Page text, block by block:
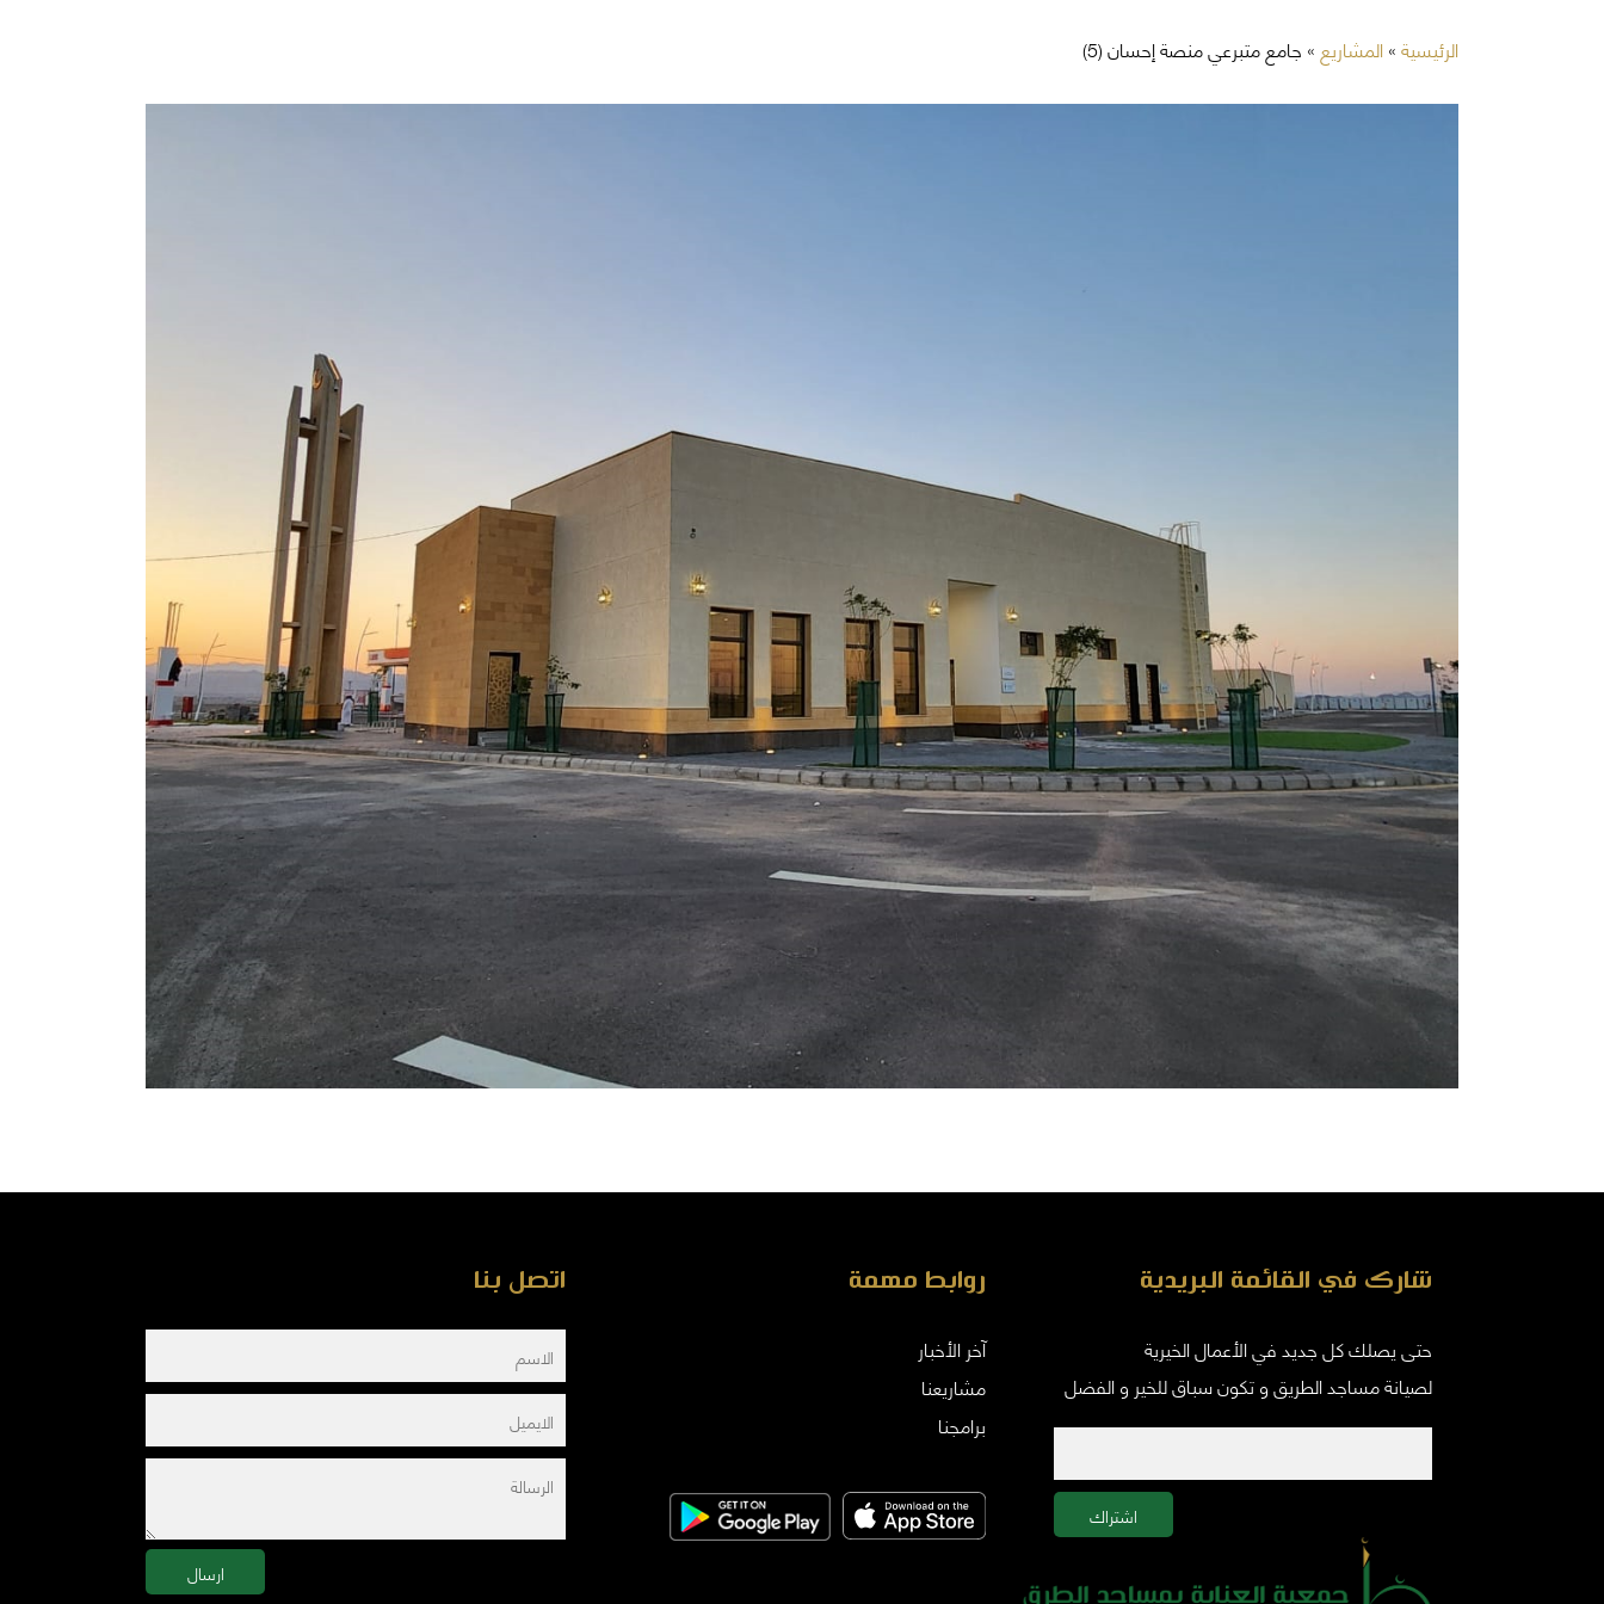
الرئيسية»المشاريع»جامع متبرعي منصة إحسان (5)
شارك في القائمة البريدية
حتى يصلك كل جديد في الأعمال الخيرية
لصيانة مساجد الطريق و تكون سباق للخير و الفضل
اشتراك
روابط مهمة
آخر الأخبار
مشاريعنا
برامجنا
اتصل بنا
ارسال